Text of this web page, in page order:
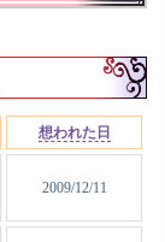
想われた日
2009/12/11